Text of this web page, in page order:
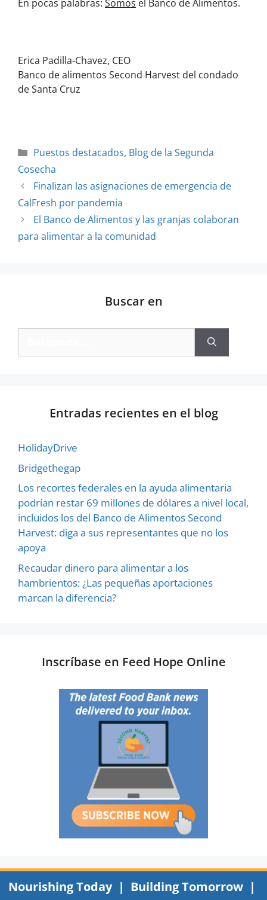
En pocas palabras: Somos el Banco de Alimentos.
Erica Padilla-Chavez, CEO
Banco de alimentos Second Harvest del condado
de Santa Cruz
Puestos destacados, Blog de la Segunda
Cosecha
Finalizan las asignaciones de emergencia de
CalFresh por pandemia
El Banco de Alimentos y las granjas colaboran
para alimentar a la comunidad
Buscar en
Entradas recientes en el blog
HolidayDrive
Bridgethegap
Los recortes federales en la ayuda alimentaria
podrían restar 69 millones de dólares a nivel local,
incluidos los del Banco de Alimentos Second
Harvest: diga a sus representantes que no los
apoya
Recaudar dinero para alimentar a los
hambrientos: ¿Las pequeñas aportaciones
marcan la diferencia?
Inscríbase en Feed Hope Online
Nourishing Today | Building Tomorrow |